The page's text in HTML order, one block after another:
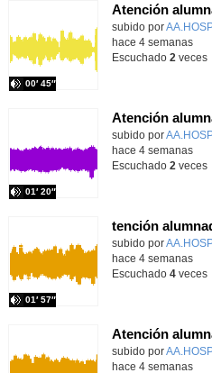
Contenido
subido por
00′ 45″
hace 4 semanas
Escuchado 2 veces
Contenido
subido por
01′ 20″
hace 4 semanas
Escuchado 2 veces
Contenido
subido por
01′ 57″
hace 4 semanas
Escuchado 4veces
Contenido
subido por
hace 4 semanas